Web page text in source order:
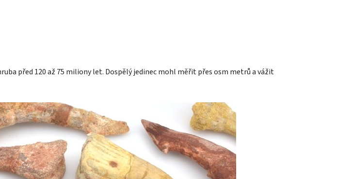
před 120 až 75 miliony let. Dospělý jedinec mohl měřit přes osm metrů a vážit